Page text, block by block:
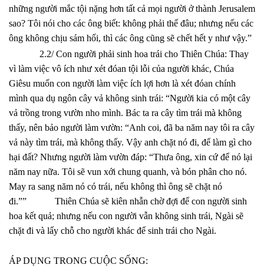
những người mắc tội nặng hơn tất cả mọi người ở thành Jerusalem
sao? Tôi nói cho các ông biết: không phải thế đâu; nhưng nếu các
ông không chịu sám hối, thì các ông cũng sẽ chết hết y như vậy.”
2.2/ Con người phải sinh hoa trái cho Thiên Chúa: Thay
vì làm việc vô ích như xét đóan tội lỗi của người khác, Chúa
Giêsu muốn con người làm việc ích lợi hơn là xét đóan chính
mình qua dụ ngôn cây vả không sinh trái: “Người kia có một cây
vả trồng trong vườn nho mình. Bác ta ra cây tìm trái mà không
thấy, nên bảo người làm vườn: “Anh coi, đã ba năm nay tôi ra cây
vả này tìm trái, mà không thấy. Vậy anh chặt nó đi, để làm gì cho
hại đất? Nhưng người làm vườn đáp: “Thưa ông, xin cứ để nó lại
năm nay nữa. Tôi sẽ vun xới chung quanh, và bón phân cho nó.
May ra sang năm nó có trái, nếu không thì ông sẽ chặt nó
đi.””
Thiên Chúa sẽ kiên nhẫn chờ đợi để con người sinh
hoa kết quả; nhưng nếu con người vẫn không sinh trái, Ngài sẽ
chặt đi và lấy chỗ cho người khác để sinh trái cho Ngài.
ÁP DỤNG TRONG CUỘC SỐNG: